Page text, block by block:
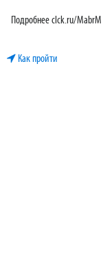
Подробнее clck.ru/MabrM
Как пройти